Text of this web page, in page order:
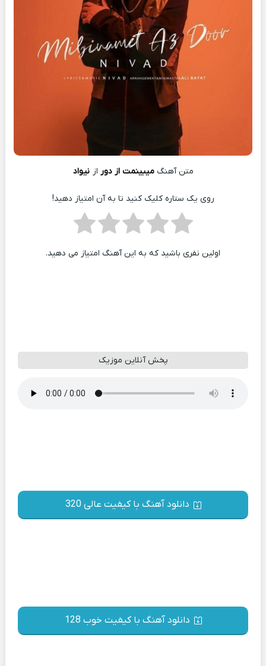
متن آهنگمیبینمت از دور از نیواد
روی یک ستاره کلیک کنید تا به آن امتیاز دهید!
اولین نفری باشید که به این آهنگ امتیاز می دهید.
پخش آنلاین موزیک
دانلود آهنگ با کیفیت عالی 320
دانلود آهنگ با کیفیت خوب 128